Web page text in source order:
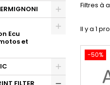
Ecu
et
Filtres à
Il y a 1
-50%